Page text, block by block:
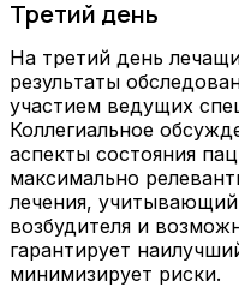
Третий день
На третий день
результаты
участием ведущих
Коллегиальное
аспекты состояния
максимально
лечения,
возбудителя и
гарантирует
минимизирует риски.